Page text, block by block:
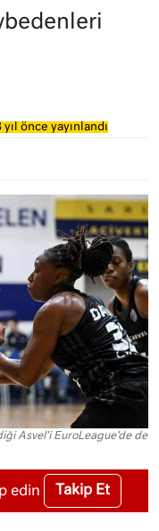
önce yayınlandı
Asvel'i EuroLeague'de de
edin Takip Et